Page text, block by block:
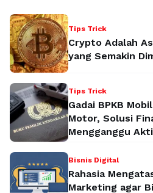
Tips Trick
Crypto Adalah
yang Semakin
Tips Trick
Gadai BPKB
Motor, Solusi
Mengganggu
Bisnis Digital
Rahasia
Marketing agar